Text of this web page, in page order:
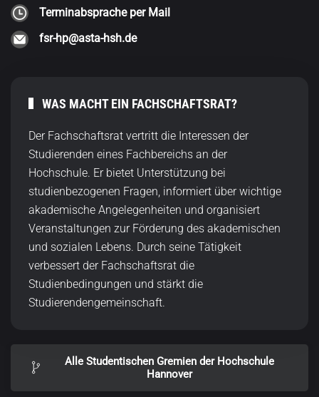
Terminabsprache per Mail
fsr-hp@asta-hsh.de
WAS MACHT EIN FACHSCHAFTSRAT?
Der Fachschaftsrat vertritt die Interessen der
Studierenden eines Fachbereichs an der
Hochschule. Er bietet Unterstützung bei
studienbezogenen Fragen, informiert über wichtige
akademische Angelegenheiten und organisiert
Veranstaltungen zur Förderung des akademischen
und sozialen Lebens. Durch seine Tätigkeit
verbessert der Fachschaftsrat die
Studienbedingungen und stärkt die
Studierendengemeinschaft.
Alle Studentischen Gremien der Hochschule
Hannover